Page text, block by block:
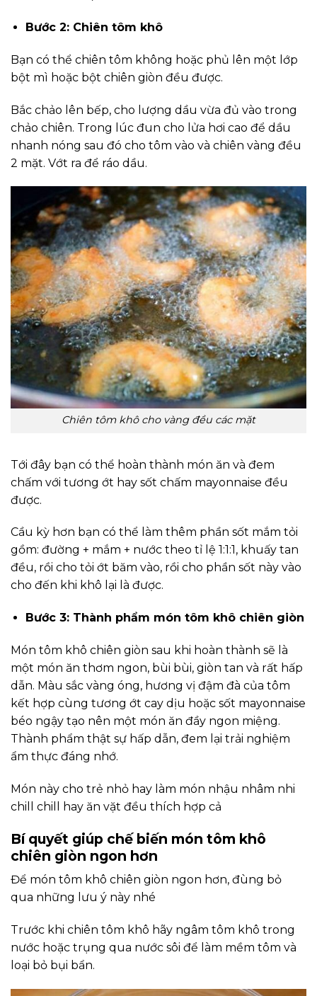
Bước 2: Chiên tôm khô
Bạn có thể chiên tôm không hoặc phủ lên một lớp
bột mì hoặc bột chiên giòn đều được.
Bắc chảo lên bếp, cho lượng dầu vừa đủ vào trong
chảo chiên. Trong lúc đun cho lửa hơi cao để dầu
nhanh nóng sau đó cho tôm vào và chiên vàng đều
2 mặt. Vớt ra để ráo dầu.
Chiên tôm khô cho vàng đều các mặt
Tới đây bạn có thể hoàn thành món ăn và đem
chấm với tương ớt hay sốt chấm mayonnaise đều
được.
Cầu kỳ hơn bạn có thể làm thêm phần sốt mắm tỏi
gồm: đường + mắm + nước theo tỉ lệ 1:1:1, khuấy tan
đều, rồi cho tỏi ớt băm vào, rồi cho phần sốt này vào
cho đến khi khô lại là được.
Bước 3: Thành phẩm món tôm khô chiên giòn
Món tôm khô chiên giòn sau khi hoàn thành sẽ là
một món ăn thơm ngon, bùi bùi, giòn tan và rất hấp
dẫn. Màu sắc vàng óng, hương vị đậm đà của tôm
kết hợp cùng tương ớt cay dịu hoặc sốt mayonnaise
béo ngậy tạo nên một món ăn đầy ngon miệng.
Thành phẩm thật sự hấp dẫn, đem lại trải nghiệm
ẩm thực đáng nhớ.
Món này cho trẻ nhỏ hay làm món nhậu nhâm nhi
chill chill hay ăn vặt đều thích hợp cả
Bí quyết giúp chế biến món tôm khô
chiên giòn ngon hơn
Để món tôm khô chiên giòn ngon hơn, đùng bỏ
qua những lưu ý này nhé
Trước khi chiên tôm khô hãy ngâm tôm khô trong
nước hoặc trụng qua nước sôi để làm mềm tôm và
loại bỏ bụi bẩn.